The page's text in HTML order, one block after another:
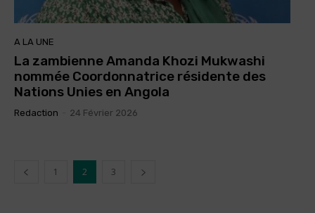
A LA UNE
La zambienne Amanda Khozi Mukwashi
nommée Coordonnatrice résidente des
Nations Unies en Angola
Redaction 24 Février 2026
1 2 3